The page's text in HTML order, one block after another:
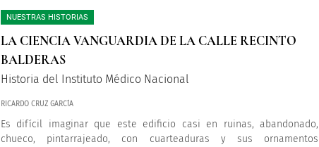
NUESTRAS HISTORIAS
LA CIENCIA VANGUARDIA DE LA CALLE RECINTO
BALDERAS
Historia del Instituto Médico Nacional
RICARDO CRUZ GARCÍA
Es difícil imaginar que este edificio casi en ruinas, abandonado,
chueco, pintarrajeado, con cuarteaduras y sus ornamentos